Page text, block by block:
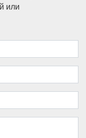
или